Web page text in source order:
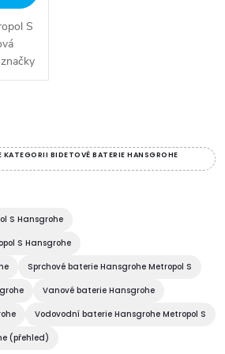
S
S.
BIDETOVÉ BATERIE HANSGROHE
S Hansgrohe
S Hansgrohe
Sprchové baterie Hansgrohe Metropol S
Vanové baterie Hansgrohe
Vodovodní baterie Hansgrohe Metropol S
(přehled)